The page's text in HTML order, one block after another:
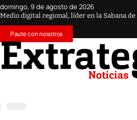
domingo, 9 de agosto de 2026
Medio digital regional, líder en la Sabana de
Paute con nosotros